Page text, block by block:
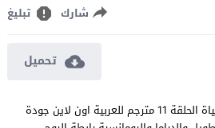
شارك تبليغ
تحميل
مشاهدة مسلسل خيوط الحياة الحلقة 11 مترجم للعربية اون لاين جودة